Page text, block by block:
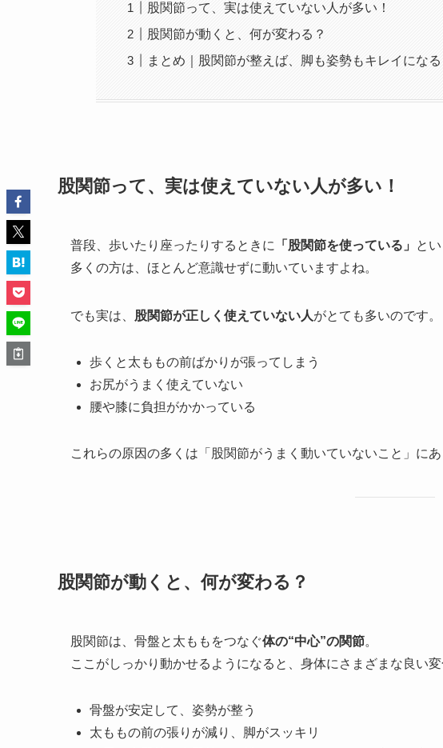
股関節って、実は使えていない人が多い！
股関節が動くと、何が変わる？
まとめ｜股関節が整えば、脚も姿勢もキレイになる
股関節って、実は使えていない人が多い！
普段、歩いたり座ったりするときに 「股関節を使っている」
と
多くの方は、ほとんど意識せずに動いていますよね。
でも実は、 股関節が正しく使えていない人がとても多いのです。
歩くと太ももの前ばかりが張ってしまう
お尻がうまく使えていない
腰や膝に負担がかかっている
これらの原因の多くは「股関節がうまく動いていないこと」にあ
股関節が動くと、何が変わる？
股関節は、骨盤と太ももをつなぐ体の“中心”の関節。
ここがしっかり動かせるようになると、身体にさまざまな良い変
骨盤が安定して、姿勢が整う
太ももの前の張りが減り、脚がスッキリ